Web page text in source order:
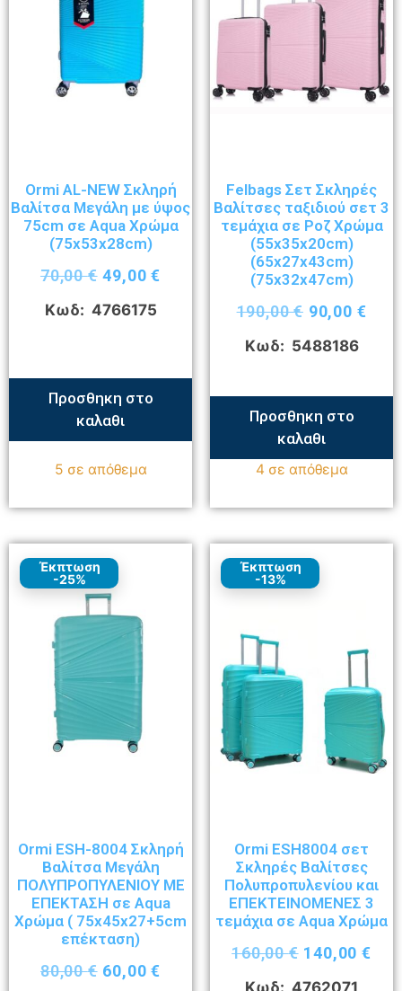
Ormi AL-NEW Σκληρή
Βαλίτσα Μεγάλη με ύψος
75cm σε Aqua Χρώμα
(75x53x28cm)
70,00€ 49,00€
Κωδ: 4766175
Προσθηκη στο
καλαθι
5 σε απόθεμα
Felbags Σετ Σκληρές
Βαλίτσες ταξιδιού σετ 3
τεμάχια σε Ροζ Χρώμα
(55x35x20cm)
(65x27x43cm)
(75x32x47cm)
190,00€ 90,00 €
Κωδ: 5488186
Προσθηκη στο
καλαθι
4 σε απόθεμα
Έκπτωση
-25%
Ormi ESH-8004 Σκληρή
Βαλίτσα Μεγάλη
ΠΟΛΥΠΡΟΠΥΛΕΝΙΟΥ ΜΕ
ΕΠΕΚΤΑΣΗ σε Aqua
Χρώμα ( 75x45x27+5cm
επέκταση)
80,00€ 60,00€
Έκπτωση
-13%
Ormi ESH8004 σετ
Σκληρές Βαλίτσες
Πολυπροπυλενίου και
ΕΠΕΚΤΕΙΝΟΜΕΝΕΣ 3
τεμάχια σε Aqua Χρώμα
160,00€ 140,00€